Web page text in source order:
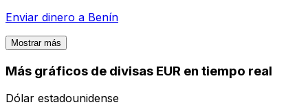
Enviar dinero a Benín
Mostrar más
Más gráficos de divisas EUR en tiempo real
Dólar estadounidense